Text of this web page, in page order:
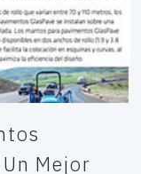
Mejor